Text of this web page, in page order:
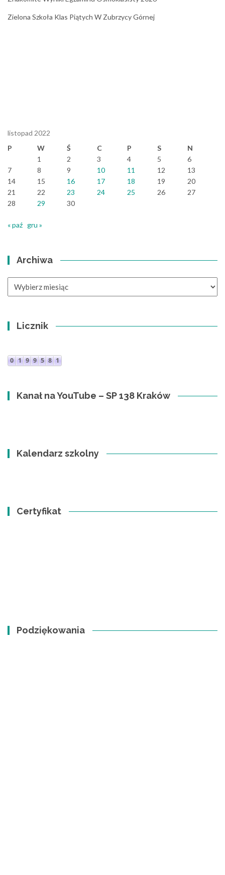
Zielona Szkoła Klas Piątych W Zubrzycy Górnej
listopad 2022
P
W Ś C P S
N
1
2 3 4 5
6
7
8 9 10 11 12
13
14
15 16 17 18 19
20
21
22 23 24 25 26
27
28
29 30
« paź gru »
Archiwa
Licznik
Kanał na YouTube – SP 138 Kraków
Kalendarz szkolny
Certyfikat
Podziękowania